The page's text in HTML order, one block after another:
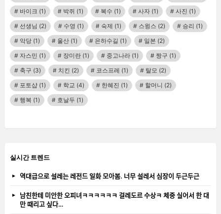
바이크 (1) 박쥐 (1) 복수 (1) 사자 (1) 사진 (1)
선생님 (2) 수영 (1) 숙제 (1) 스윙스 (2) 승리 (1)
악당 (1) 울산 (1) 은하수길 (1) 일본 (2)
자스민 (1) 장미란 (1) 중고나라 (1) 짱구 (1)
축구 (3) 치킨 (2) 코스프레 (1) 탈모 (2)
포토샵 (1) 학교 (4) 한혜진 (1) 할머니 (2)
행복 (1) 호날두 (1)
실시간 트렌드
역대급으로 설레는 레전드 일화 모아봄. 너무 설레서 심장이 두근두근
남친한테 미안한 오피녀ㅋㅋㅋㅋㅋㅋ 걸레도르 수상ㅋ 체중 실어서 한 대
만 때리고 싶다…